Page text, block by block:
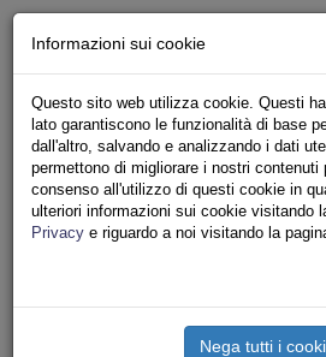
ASSOCIAZIONI
navigation
Informazioni sui cookie
Questo sito web utilizza cookie. Questi
lato garantiscono le funzionalità di base
dall'altro, salvando e analizzando i dati
permettono di migliorare i nostri
consenso all'utilizzo di questi cookie in
ulteriori informazioni sui cookie visitando
Privacy e riguardo a noi visitando la
Nega tutti i